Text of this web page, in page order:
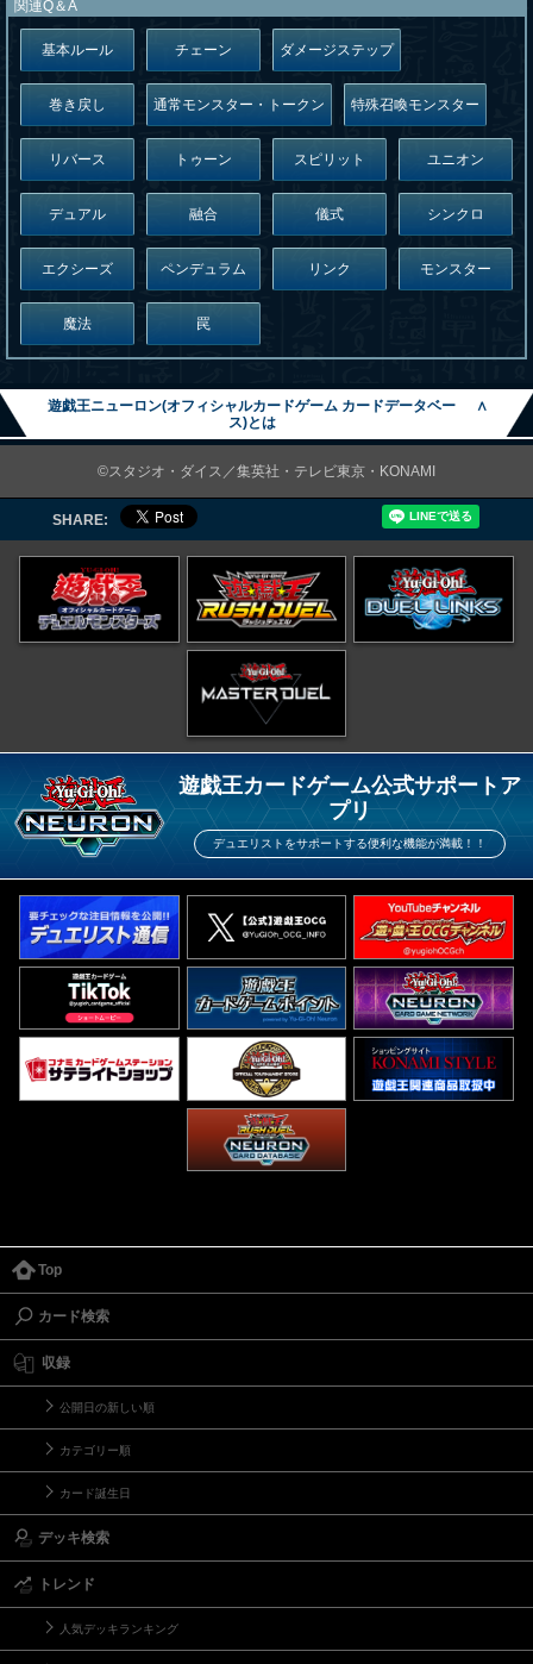
関連Q＆A
基本ルール チェーン ダメージステップ
巻き戻し 通常モンスター・トークン 特殊召喚モンスター
リバース トゥーン スピリット ユニオン
デュアル 融合 儀式 シンクロ
エクシーズ ペンデュラム リンク モンスター
魔法 罠
遊戯王ニューロン(オフィシャルカードゲーム カードデータベー
ス)とは
∧
©スタジオ・ダイス／集英社・テレビ東京・KONAMI
SHARE:
遊戯王カードゲーム公式サポートア
プリ
デュエリストをサポートする便利な機能が満載！！
Top
カード検索
収録
公開日の新しい順
カテゴリー順
カード誕生日
デッキ検索
トレンド
人気デッキランキング